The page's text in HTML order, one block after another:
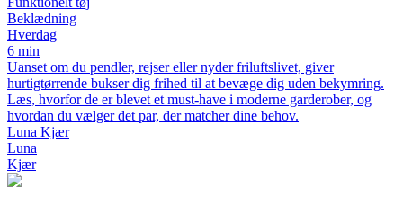
Beklædning
Hverdag
6 min
Uanset om du pendler, rejser eller nyder friluftslivet, giver
hurtigtørrende bukser dig frihed til at bevæge dig uden bekymring.
Læs, hvorfor de er blevet et must-have i moderne garderober, og
hvordan du vælger det par, der matcher dine behov.
Luna Kjær
Luna
Kjær